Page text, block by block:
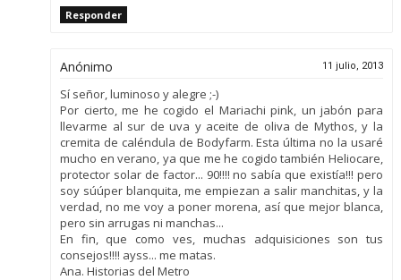
Responder
Anónimo 11 julio, 2013
Sí señor, luminoso y alegre ;-)
Por cierto, me he cogido el Mariachi pink, un jabón para
llevarme al sur de uva y aceite de oliva de Mythos, y la
cremita de caléndula de Bodyfarm. Esta última no la usaré
mucho en verano, ya que me he cogido también Heliocare,
protector solar de factor... 90!!!! no sabía que existía!!! pero
soy súúper blanquita, me empiezan a salir manchitas, y la
verdad, no me voy a poner morena, así que mejor blanca,
pero sin arrugas ni manchas...
En fin, que como ves, muchas adquisiciones son tus
consejos!!!! ayss... me matas.
Ana. Historias del Metro